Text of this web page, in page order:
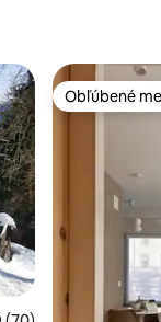
53
Obľúbené
Obľúbené